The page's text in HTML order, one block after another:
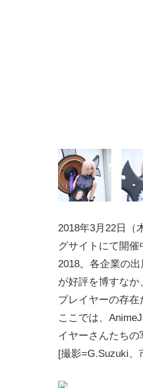
2018年3月22日（
グサイトにて開
2018。各企業の
が好評を博すな
プレイヤーの存在
ここでは、
イヤーさんたちの
[撮影=G.Suzuki、